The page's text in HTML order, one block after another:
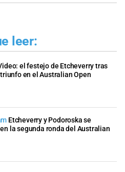
leer:
el festejo de Etcheverry tras
en el Australian Open
Etcheverry y Podoroska se
la segunda ronda del Australian